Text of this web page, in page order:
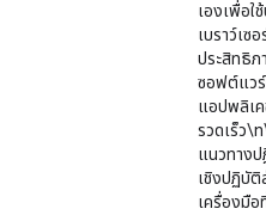
เองเพื่อใ
เบราว์เซ
ประสิทธิ
ซอฟต์แวร์
แอปพลิเค
รวดเร็ว
แนวทางป
เชิงปฏิบัติ
เครื่องมื